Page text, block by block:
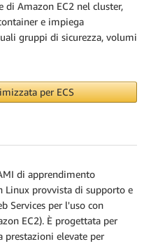
di Amazon EC2 nel cluster,
e impiega
gruppi di sicurezza, volumi
per ECS
di apprendimento
provvista di supporto e
Services per l'uso con
EC2). È progettata per
prestazioni elevate per